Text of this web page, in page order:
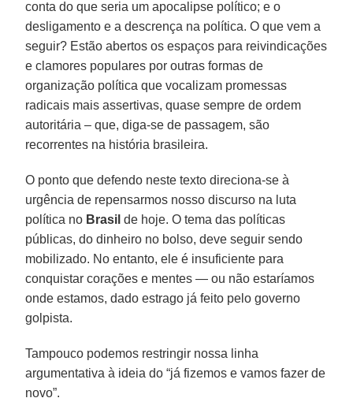
conta do que seria um apocalipse político; e o
desligamento e a descrença na política. O que vem a
seguir? Estão abertos os espaços para reivindicações
e clamores populares por outras formas de
organização política que vocalizam promessas
radicais mais assertivas, quase sempre de ordem
autoritária – que, diga-se de passagem, são
recorrentes na história brasileira.
O ponto que defendo neste texto direciona-se à
urgência de repensarmos nosso discurso na luta
política no Brasil de hoje. O tema das políticas
públicas, do dinheiro no bolso, deve seguir sendo
mobilizado. No entanto, ele é insuficiente para
conquistar corações e mentes — ou não estaríamos
onde estamos, dado estrago já feito pelo governo
golpista.
Tampouco podemos restringir nossa linha
argumentativa à ideia do “já fizemos e vamos fazer de
novo”.